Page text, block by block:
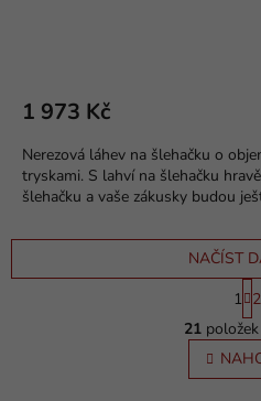
1 973 Kč
Nerezová láhev na šlehačku o
tryskami. S lahví na šlehačku
šlehačku a vaše zákusky budou
O
v
l
á
NAČÍST
S
t
r
á
n
k
1 2
21položek